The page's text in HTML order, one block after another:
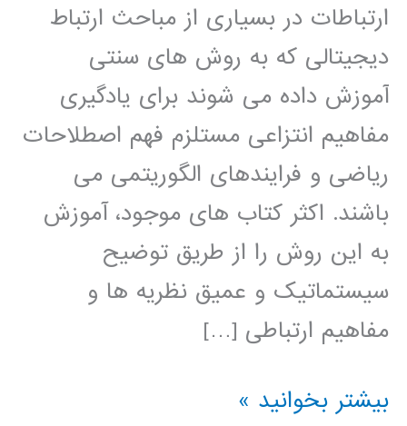
ارتباطات در بسیاری از مباحث ارتباط
دیجیتالی که به روش های سنتی
آموزش داده می شوند برای یادگیری
مفاهیم انتزاعی مستلزم فهم اصطلاحات
ریاضی و فرایندهای الگوریتمی می
باشند. اکثر کتاب های موجود، آموزش
به این روش را از طریق توضیح
سیستماتیک و عمیق نظریه ها و
مفاهیم ارتباطی […]
کتاب
بیشتر بخوانید »